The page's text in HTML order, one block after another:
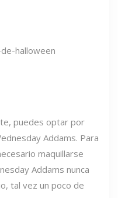
puedes optar por
Addams. Para
maquillarse
Addams nunca
tal vez un poco de